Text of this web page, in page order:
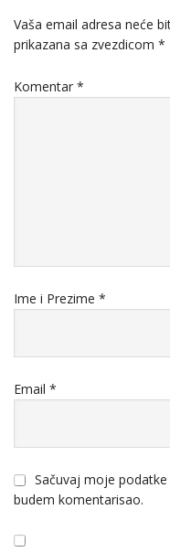
Vaša email adresa neće
prikazana sa zvezdicom *
Komentar *
Ime i Prezime *
Email *
Sačuvaj moje
budem komentarisao.